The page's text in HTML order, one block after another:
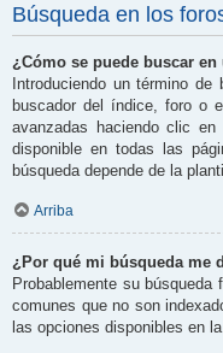
Búsqueda en los
¿Cómo se puede buscar
Introduciendo un término de
buscador del índice, foro o
avanzadas haciendo clic
disponible en todas las
búsqueda depende de la
Arriba
¿Por qué mi búsqueda me
Probablemente su
comunes que no son
las opciones disponibles en